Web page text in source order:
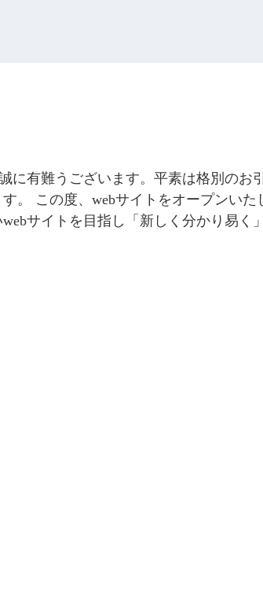
に有難うございます。平素は格別のお
。 この度、webサイトをオープンいた
サイトを目指し「新しく分かり易く